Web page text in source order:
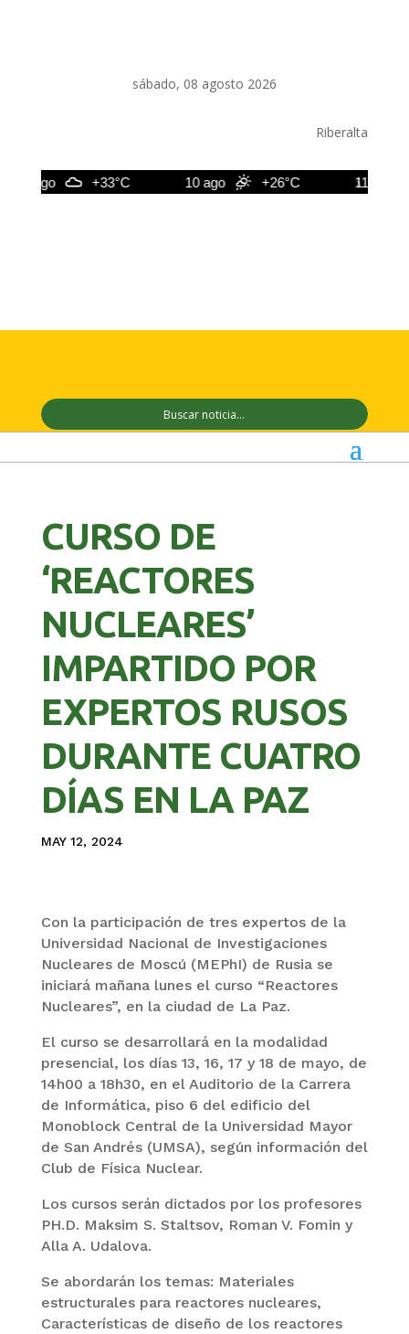
sábado, 08 agosto 2026
Riberalta
+33°C 10 ago +26°C 11 ago
CURSO DE
‘REACTORES
NUCLEARES’
IMPARTIDO POR
EXPERTOS RUSOS
DURANTE CUATRO
DÍAS EN LA PAZ
MAY 12, 2024
Con la participación de tres expertos de la
Universidad Nacional de Investigaciones
Nucleares de Moscú (MEPhI) de Rusia se
iniciará mañana lunes el curso “Reactores
Nucleares”, en la ciudad de La Paz.
El curso se desarrollará en la modalidad
presencial, los días 13, 16, 17 y 18 de mayo, de
14h00 a 18h30, en el Auditorio de la Carrera
de Informática, piso 6 del edificio del
Monoblock Central de la Universidad Mayor
de San Andrés (UMSA), según información del
Club de Física Nuclear.
Los cursos serán dictados por los profesores
PH.D. Maksim S. Staltsov, Roman V. Fomin y
Alla A. Udalova.
Se abordarán los temas: Materiales
estructurales para reactores nucleares,
Características de diseño de los reactores